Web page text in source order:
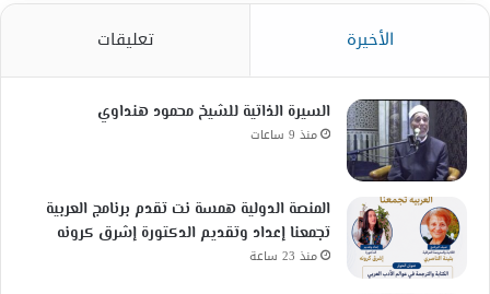
الأخيرة تعليقات
السيرة الذاتية للشيخ محمود هنداوي
منذ 9 ساعات
المنصة الدولية همسة نت تقدم برنامج العربية
تجمعنا إعداد وتقديم الدكتورة إشرق كرونه
منذ 23 ساعة